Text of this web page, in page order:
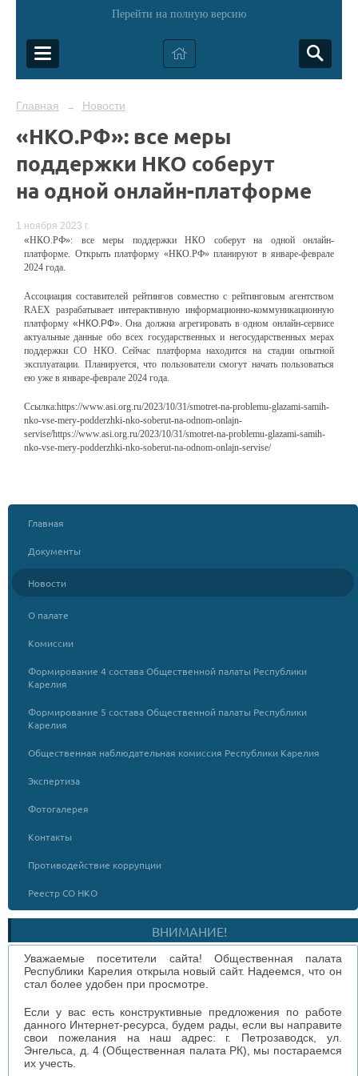
Перейти на полную версию
Главная → Новости
«НКО.РФ»: все меры
поддержки НКО соберут
на одной онлайн-платформе
1 ноября 2023 г.
«НКО.РФ»: все меры поддержки НКО соберут на одной онлайн-
платформе. Открыть платформу «НКО.РФ» планируют в январе-феврале
2024 года.
Ассоциация составителей рейтингов совместно с рейтинговым агентством
RAEX разрабатывает интерактивную информационно-коммуникационную
платформу «НКО.РФ». Она должна агрегировать в одном онлайн-сервисе
актуальные данные обо всех государственных и негосударственных мерах
поддержки СО НКО.Сейчас платформа находится на стадии опытной
эксплуатации. Планируется, что пользователи смогут начать пользоваться
ею уже в январе-феврале 2024 года.
Ссылка:https://www.asi.org.ru/2023/10/31/smotret-na-problemu-glazami-samih-
nko-vse-mery-podderzhki-nko-soberut-na-odnom-onlajn-
servise/https://www.asi.org.ru/2023/10/31/smotret-na-problemu-glazami-samih-
nko-vse-mery-podderzhki-nko-soberut-na-odnom-onlajn-servise/
Главная
Документы
Новости
О палате
Комиссии
Формирование 4 состава Общественной палаты Республики
Карелия
Формирование 5 состава Общественной палаты Республики
Карелия
Общественная наблюдательная комиссия Республики Карелия
Экспертиза
Фотогалерея
Контакты
Противодействие коррупции
Реестр СО НКО
ВНИМАНИЕ!
Уважаемые посетители сайта! Общественная палата
Республики Карелия открыла новый сайт. Надеемся, что он
стал более удобен при просмотре.
Если у вас есть конструктивные предложения по работе
данного Интернет-ресурса, будем рады, если вы направите
свои пожелания на наш адрес: г. Петрозаводск, ул.
Энгельса, д. 4 (Общественная палата РК), мы постараемся
их учесть.